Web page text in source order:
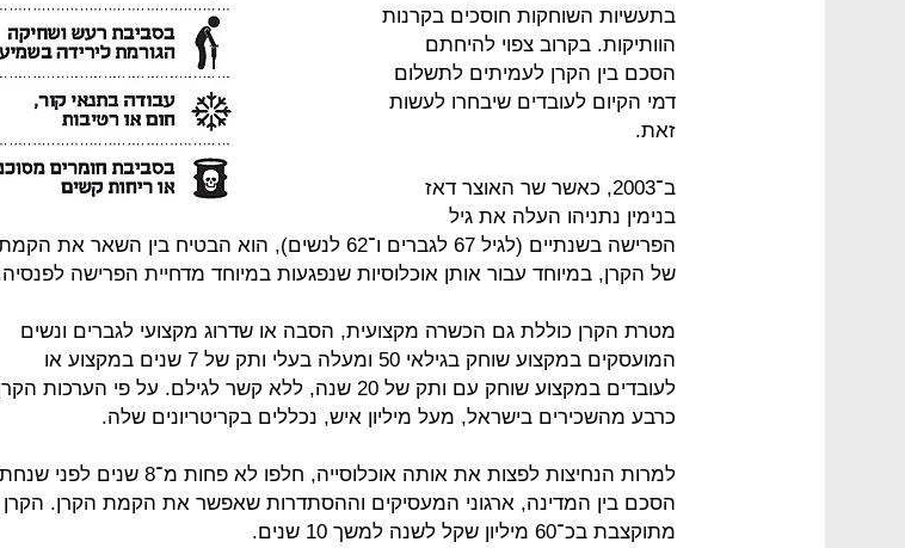
בתעשיות השוחקות חוסכים בקרנות
הוותיקות. בקרוב צפוי להיחתם
הסכם בין הקרן לעמיתים לתשלום
דמי הקיום לעובדים שיבחרו לעשות
זאת.
ב־2003, כאשר שר האוצר דאז
בנימין נתניהו העלה את גיל
הפרישה בשנתיים (לגיל 67 לגברים ו־62 לנשים), הוא הבטיח בין השאר את
של הקרן, במיוחד עבור אותן אוכלוסיות שנפגעות במיוחד מדחיית הפרישה
מטרת הקרן כוללת גם הכשרה מקצועית, הסבה או שדרוג מקצועי לגברים ונשים
המועסקים במקצוע שוחק בגילאי 50 ומעלה בעלי ותק של 7 שנים במקצוע או
לעובדים במקצוע שוחק עם ותק של 20 שנה, ללא קשר לגילם. על פי הערכות
כרבע מהשכירים בישראל, מעל מיליון איש, נכללים בקריטריונים שלה.
למרות הנחיצות לפצות את אותה אוכלוסייה, חלפו לא פחות מ־8 שנים
הסכם בין המדינה, ארגוני המעסיקים וההסתדרות שאפשר את הקמת הקרן. הקרן
מתוקצבת בכ־60 מיליון שקל לשנה למשך 10 שנים.